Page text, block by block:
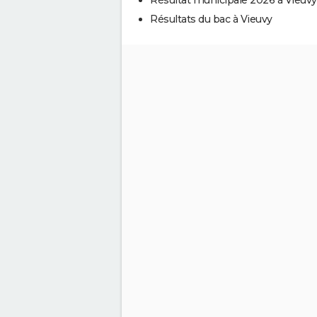
Résultats du bac à Vieuvy